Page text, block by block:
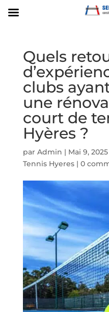
Quels
clubs
une
court de
Hyères ?
par Admin | Mai 9, 2025
Tennis Hyeres| 0